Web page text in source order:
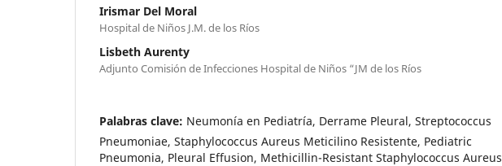
Irismar Del Moral
Hospital de Niños J.M. de los Ríos
Lisbeth Aurenty
Adjunto Comisión de Infecciones Hospital de Niños “JM de los Ríos
Palabras clave: Neumonía en Pediatría, Derrame Pleural, Streptococcus
Pneumoniae, Staphylococcus Aureus Meticilino Resistente, Pediatric
Pneumonia, Pleural Effusion, Methicillin-Resistant Staphylococcus Aureus